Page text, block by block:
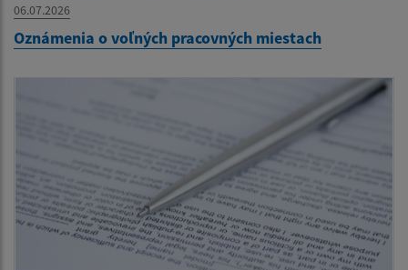
06.07.2026
Oznámenia o voľných pracovných miestach